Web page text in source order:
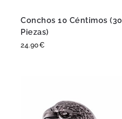
Conchos 10 Céntimos (30
Piezas)
24.90€